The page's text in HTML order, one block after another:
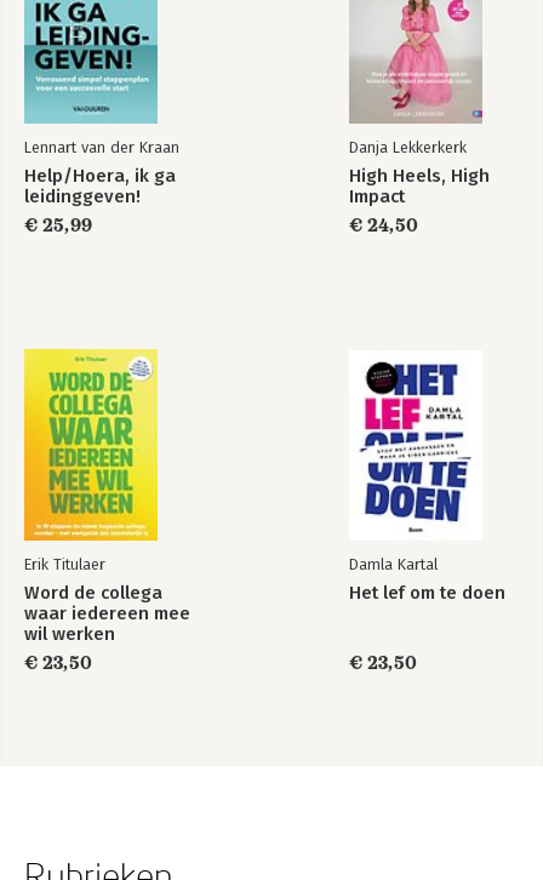
Lennart van der Kraan
Help/Hoera, ik ga
leidinggeven!
€ 25,99
Danja Lekkerkerk
High Heels, High
Impact
€ 24,50
Erik Titulaer
Word de collega
waar iedereen mee
wil werken
€ 23,50
Damla Kartal
Het lef om te doen
€ 23,50